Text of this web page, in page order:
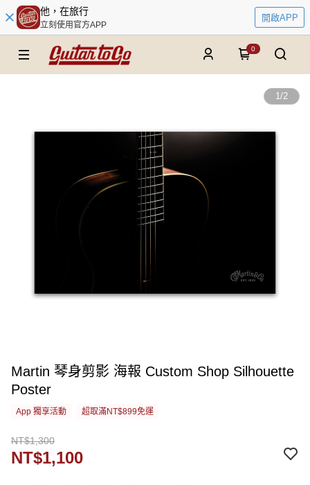
他，在旅行
立刻使用官方APP
開啟APP
0
1/2
Martin 琴身剪影 海報 Custom Shop Silhouette
Poster
App 獨享活動 超取滿NT$899免運
NT$1,300
NT$1,100